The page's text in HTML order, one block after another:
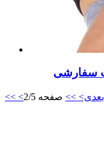
<< بعدی> >> صفحه 2/5